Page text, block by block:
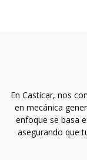
En Casticar, nos
en mecánica
enfoque se basa
asegurando que